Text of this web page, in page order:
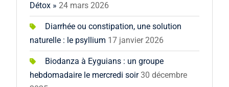
Détox » 24 mars 2026
Diarrhée ou constipation, une solution
naturelle : le psyllium 17 janvier 2026
Biodanza à Eyguians : un groupe
hebdomadaire le mercredi soir 30 décembre